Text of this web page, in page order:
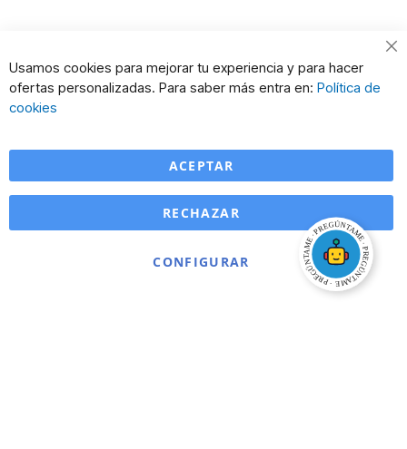
Usamos cookies para mejorar tu experiencia y para hacer
ofertas personalizadas. Para saber más entra en: Política de
cookies
ACEPTAR
CONFIGURAR
RECHAZAR